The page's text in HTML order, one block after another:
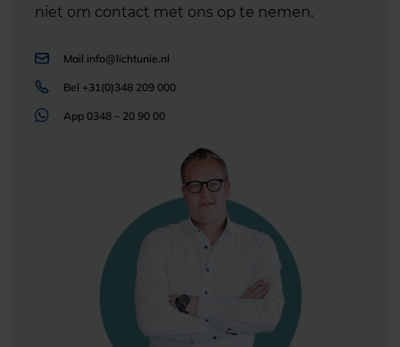
niet om contact met ons op te nemen.
Mail info@lichtunie.nl
Bel +31(0)348 209 000
App 0348 – 20 90 00